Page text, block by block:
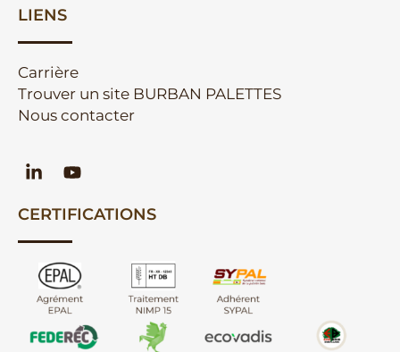
LIENS
Carrière
Trouver un site BURBAN PALETTES
Nous contacter
CERTIFICATIONS